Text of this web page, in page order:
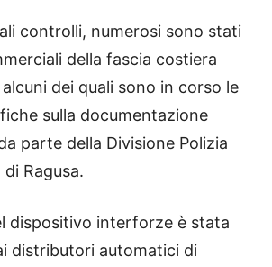
controlli, numerosi sono stati
della fascia costiera
dei quali sono in corso le
sulla documentazione
parte della Divisione Polizia
Ragusa.
dispositivo interforze è stata
distributori automatici di